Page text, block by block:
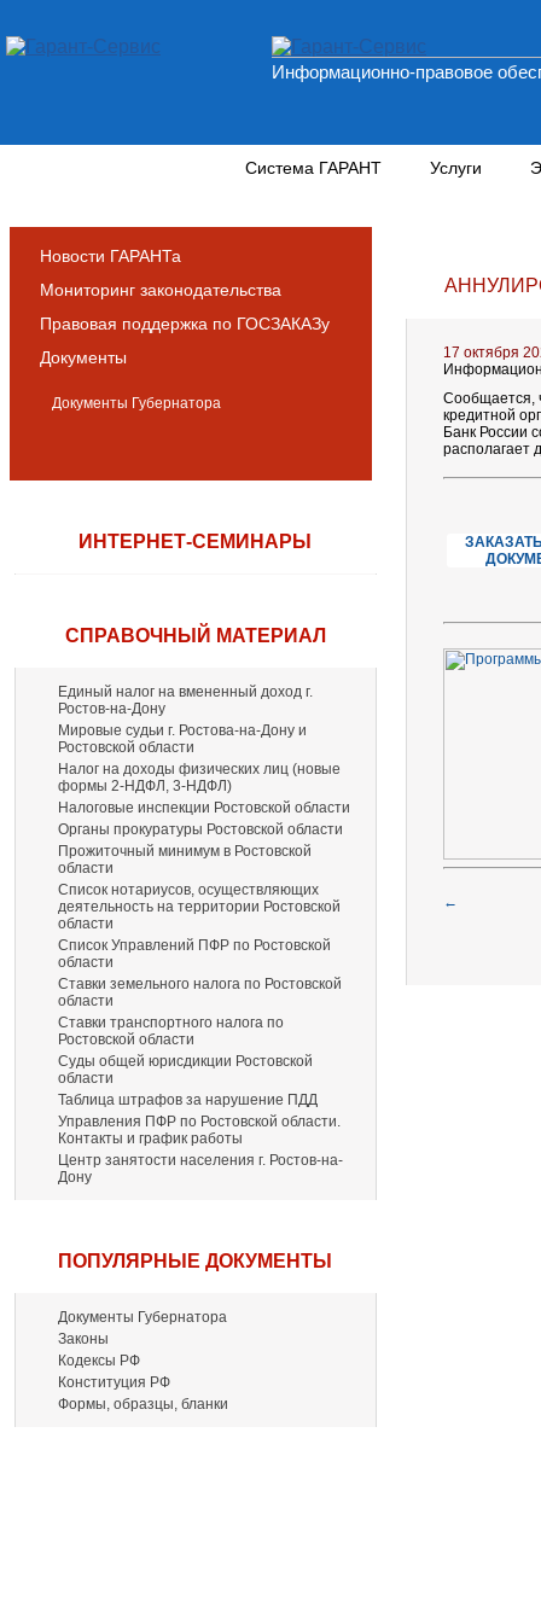
Информационно-правовое
Система ГАРАНТ Услуги
Новости ГАРАНТа
Мониторинг законодательства
Правовая поддержка по ГОСЗАКАЗу
Документы
Документы Губернатора
ИНТЕРНЕТ-СЕМИНАРЫ
СПРАВОЧНЫЙ МАТЕРИАЛ
Единый налог на вмененный доход г.
Ростов-на-Дону
Мировые судьи г. Ростова-на-Дону и
Ростовской области
Налог на доходы физических лиц (новые
формы 2-НДФЛ, 3-НДФЛ)
Налоговые инспекции Ростовской области
Органы прокуратуры Ростовской области
Прожиточный минимум в Ростовской
области
Список нотариусов, осуществляющих
деятельность на территории Ростовской
области
Список Управлений ПФР по Ростовской
области
Ставки земельного налога по Ростовской
области
Ставки транспортного налога по
Ростовской области
Суды общей юрисдикции Ростовской
области
Таблица штрафов за нарушение ПДД
Управления ПФР по Ростовской области.
Контакты и график работы
Центр занятости населения г. Ростов-на-
Дону
ПОПУЛЯРНЫЕ ДОКУМЕНТЫ
Документы Губернатора
Законы
Кодексы РФ
Конституция РФ
Формы, образцы, бланки
17 октября
Сообщается,
кредитной
Банк России
располагает
←